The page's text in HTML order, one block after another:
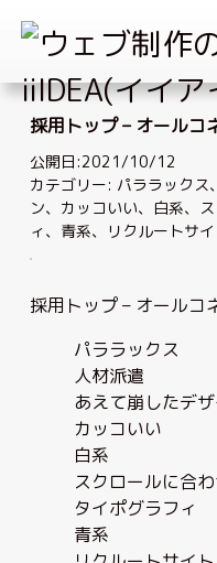
Skip
content
採用トップ – オールコ
公開日:2021/10/12
カテゴリー: パララックス、
ン、 カッコいい、 白系、
ィ、 青系、 リクルートサ
採用トップ – オールコ
パララックス
人材派遣
あえて崩したデ
カッコいい
白系
スクロールに合
タイポグラフィ
青系